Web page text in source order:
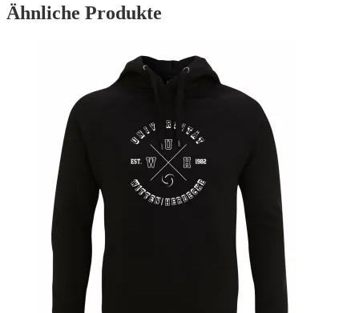
Ähnliche Produkte